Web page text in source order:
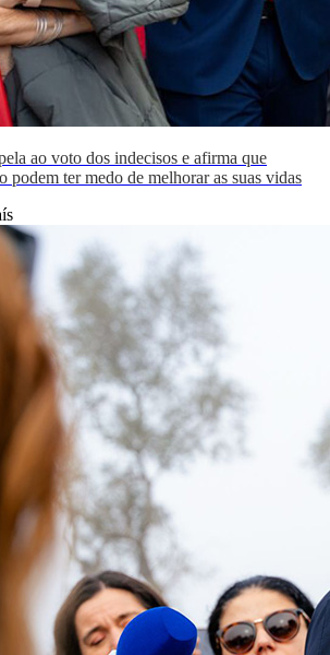
ao voto dos indecisos e afirma que
podem ter medo de melhorar as suas vidas